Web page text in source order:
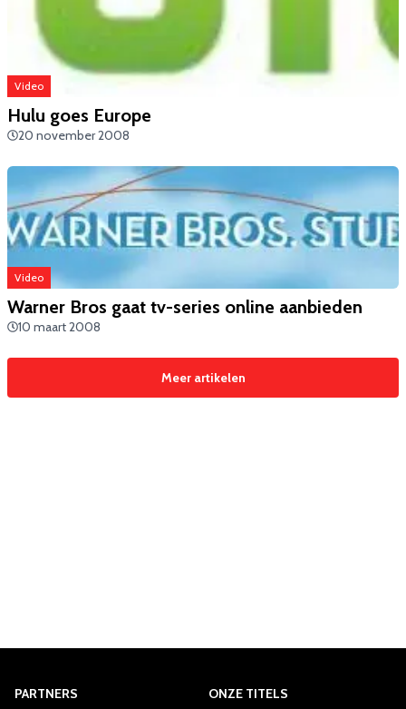
Video
Hulu goes Europe
20 november 2008
Video
Warner Bros gaat tv-series online aanbieden
10 maart 2008
Meer artikelen
PARTNERS
ONZE TITELS